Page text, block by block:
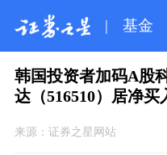
| 基金
韩国投资者加码A股
达（516510）居净买
来源： 证券之星网站